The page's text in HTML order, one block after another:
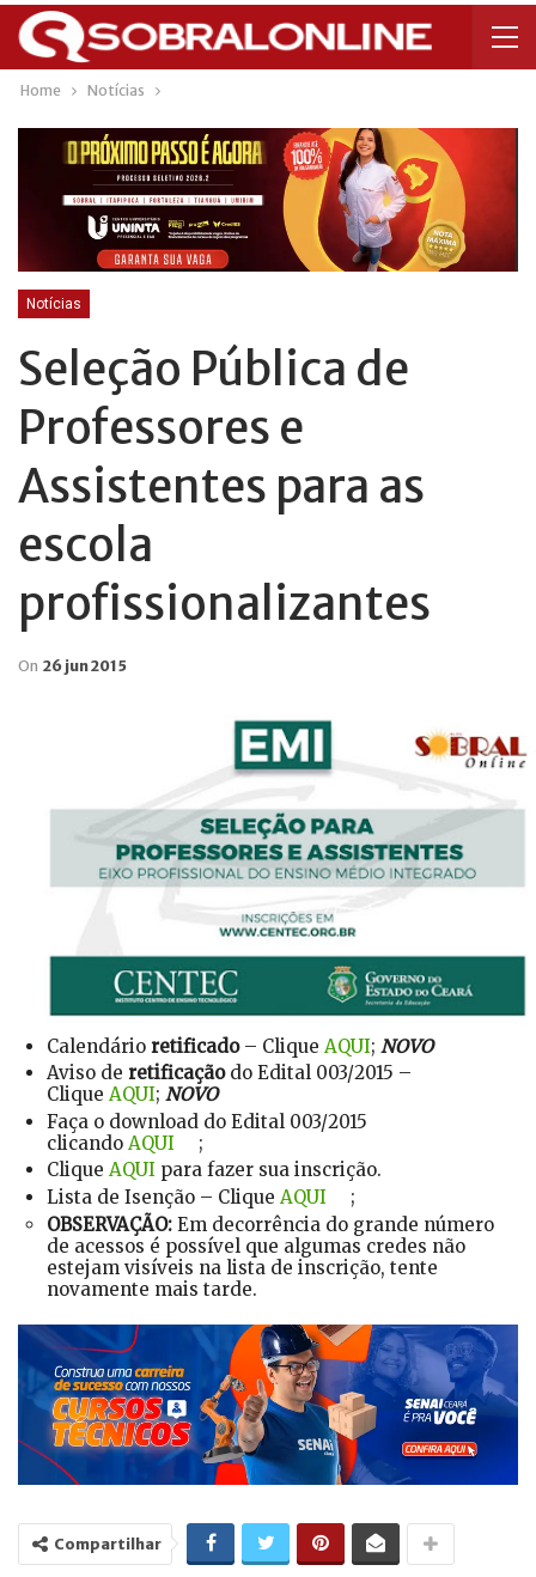
Home Notícias
Notícias
Seleção Pública de
Professores e
Assistentes para as
escola
profissionalizantes
On 26 jun 2015
Calendário retificado– Clique AQUI; NOVO
Aviso de retificaçãodo Edital 003/2015 –
Clique AQUI; NOVO
Faça o download do Edital 003/2015
clicando AQUI
;
Clique AQUI para fazer sua inscrição.
Lista de Isenção – Clique AQUI
;
OBSERVAÇÃO: Em decorrência do grande número
de acessos é possível que algumas credes não
estejam visíveis na lista de inscrição, tente
novamente mais tarde.
Compartilhar